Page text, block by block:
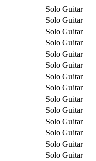
Solo Guitar
Solo Guitar
Solo Guitar
Solo Guitar
Solo Guitar
Solo Guitar
Solo Guitar
Solo Guitar
Solo Guitar
Solo Guitar
Solo Guitar
Solo Guitar
Solo Guitar
Solo Guitar